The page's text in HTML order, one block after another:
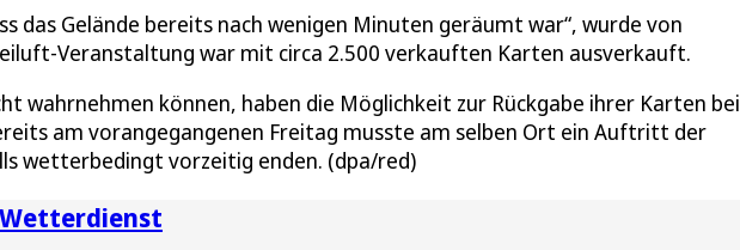
das Gelände bereits nach wenigen Minuten geräumt war“, wurde von
Veranstaltung war mit circa 2.500 verkauften Karten ausverkauft.
wahrnehmen können, haben die Möglichkeit zur Rückgabe ihrer Karten bei
am vorangegangenen Freitag musste am selben Ort ein Auftritt der
wetterbedingt vorzeitig enden. (dpa/red)